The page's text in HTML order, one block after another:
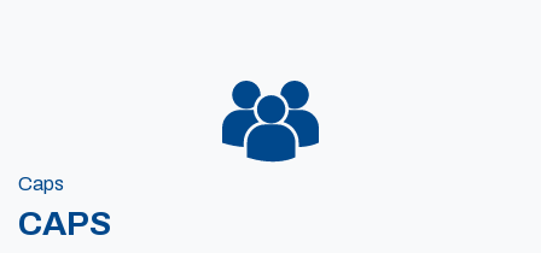
Caps
CAPS